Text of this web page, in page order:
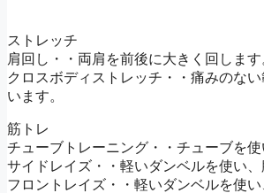
ストレッチ
肩回し・・両肩を前後に大きく回しま
クロスボディストレッチ・・痛みのな
います。
筋トレ
チューブトレーニング・・チューブを
サイドレイズ・・軽いダンベルを使い
フロントレイズ・・軽いダンベルを使